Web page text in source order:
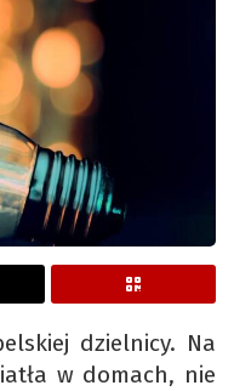
dzielnicy. Na
w domach, nie